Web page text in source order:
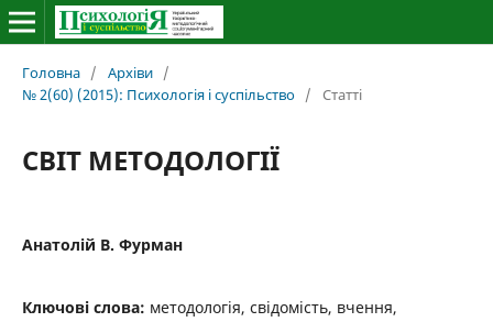
Головна / Архіви /
№ 2(60) (2015): Психологія і суспільство / Статті
СВІТ МЕТОДОЛОГІЇ
Анатолій В. Фурман
Ключові слова: методологія, свідомість, вчення,